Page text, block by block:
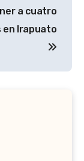
a cuatro
en Irapuato